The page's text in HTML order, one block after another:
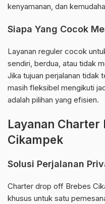
kenyamanan, dan
Siapa Yang Cocok
Layanan reguler cocok
sendiri, berdua, atau tidak
Jika tujuan perjalanan tidak
masih fleksibel mengikuti
adalah pilihan yang efisien.
Layanan
Cikampek
Solusi Perjalanan
Charter drop off Brebes
khusus untuk satu